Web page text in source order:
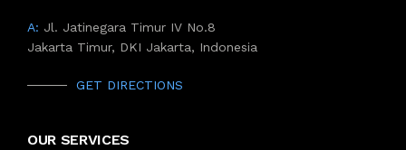
A: Jl. Jatinegara Timur IV No.8
Jakarta Timur, DKI Jakarta, Indonesia
GET DIRECTIONS
OUR SERVICES